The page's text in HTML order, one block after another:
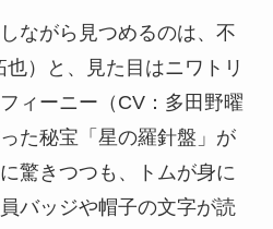
ながら見つめるのは、不
）と、見た目はニワトリ
ィーニー（CV：多田野曜
た秘宝「星の羅針盤」が
驚きつつも、トムが身に
バッジや帽子の文字が読